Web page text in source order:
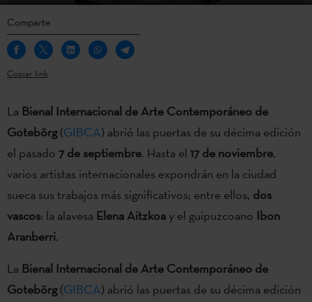
Comparte
Copiar link
La Bienal Internacional de Arte Contemporáneo de
Gotebörg(GIBCA) abrió las puertas de su décima edición
el pasado 7 de septiembre. Hasta el 17 de noviembre,
varios artistas internacionales expondrán en la ciudad
sueca sus trabajos más significativos; entre ellos, dos
vascos: la alavesa Elena Aitzkoa y el guipuzcoano Ibon
Aranberri.
La Bienal Internacional de Arte Contemporáneo de
Gotebörg(GIBCA) abrió las puertas de su décima edición